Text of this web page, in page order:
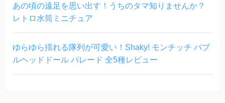
あの頃の遠足を思い出す！うちのタマ知りませんか？
レトロ水筒ミニチュア
ゆらゆら揺れる隊列が可愛い！Shaky! モンチッチ バブ
ルヘッドドール パレード 全5種レビュー